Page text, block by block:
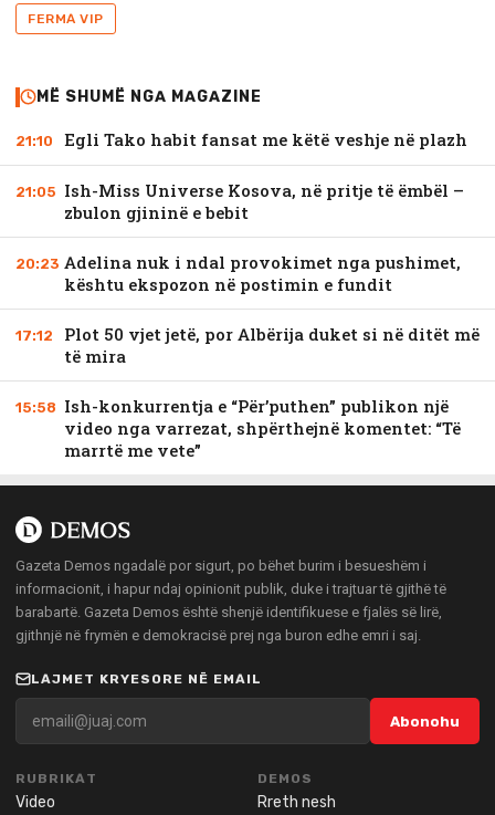
FERMA VIP
MË SHUMË NGA MAGAZINE
21:10 Egli Tako habit fansat me këtë veshje në plazh
21:05 Ish-Miss Universe Kosova, në pritje të ëmbël –
zbulon gjininë e bebit
20:23 Adelina nuk i ndal provokimet nga pushimet,
kështu ekspozon në postimin e fundit
17:12
Plot 50 vjet jetë, por Albërija duket si në ditët më
të mira
15:58 Ish-konkurrentja e “Për’puthen” publikon një
video nga varrezat, shpërthejnë komentet: “Të
marrtë me vete”
Gazeta Demos ngadalë por sigurt, po bëhet burim i besueshëm i
informacionit, i hapur ndaj opinionit publik, duke i trajtuar të gjithë të
barabartë. Gazeta Demos është shenjë identifikuese e fjalës së lirë,
gjithnjë në frymën e demokracisë prej nga buron edhe emri i saj.
LAJMET KRYESORE NË EMAIL
Abonohu
RUBRIKAT
Video
DEMOS
Rreth nesh